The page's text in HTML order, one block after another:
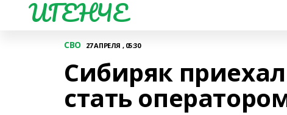
ИГЕНЧЕ
СВО 27 АПРЕЛЯ , 05:30
Сибиряк
стать